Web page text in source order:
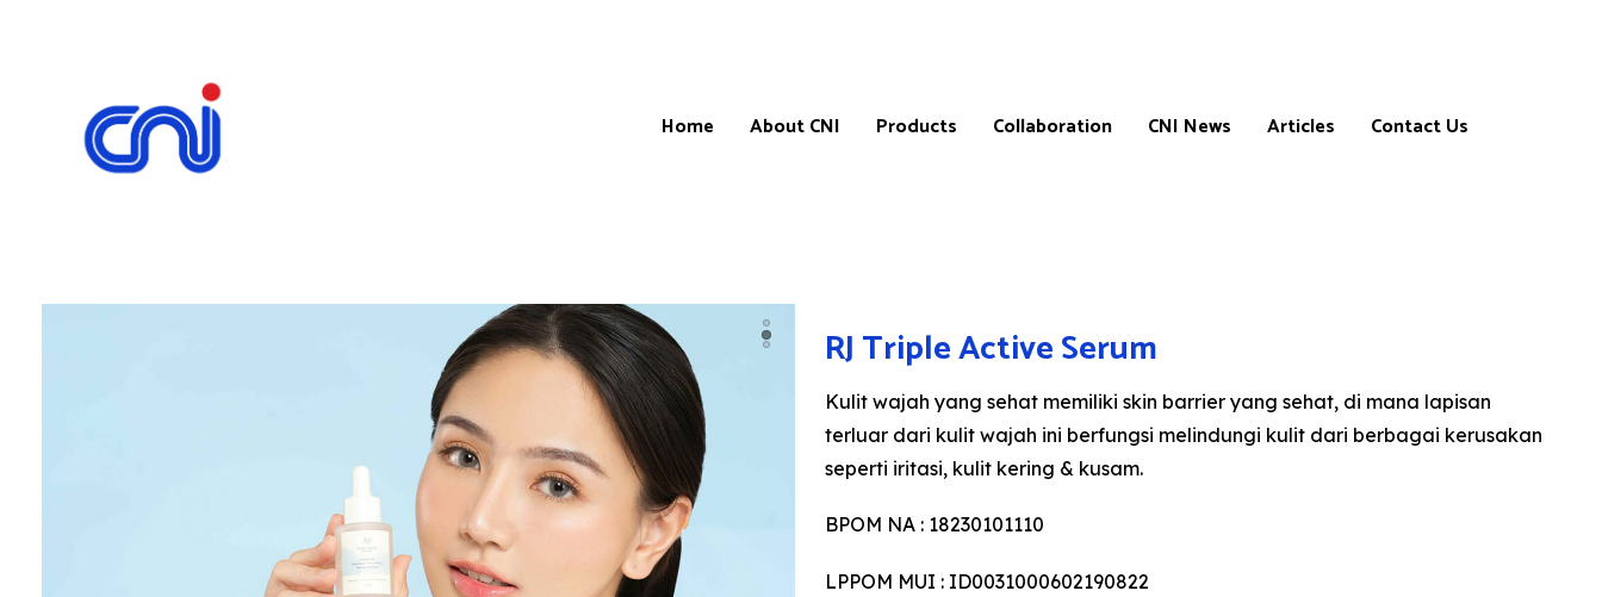
Home About CNI Products
Catalogue
&
List
Product
testimonials
Collaboration
Store
CNI-
Partner
Master
Affiliate
CNI News Articles Contact Us
RJ Triple Active Serum
Kulit wajah yang sehat memiliki skin barrier yang sehat, di mana lapisan
terluar dari kulit wajah ini berfungsi melindungi kulit dari berbagai kerusakan
seperti iritasi, kulit kering & kusam.
BPOM NA : 18230101110
LPPOM MUI : ID0031000602190822